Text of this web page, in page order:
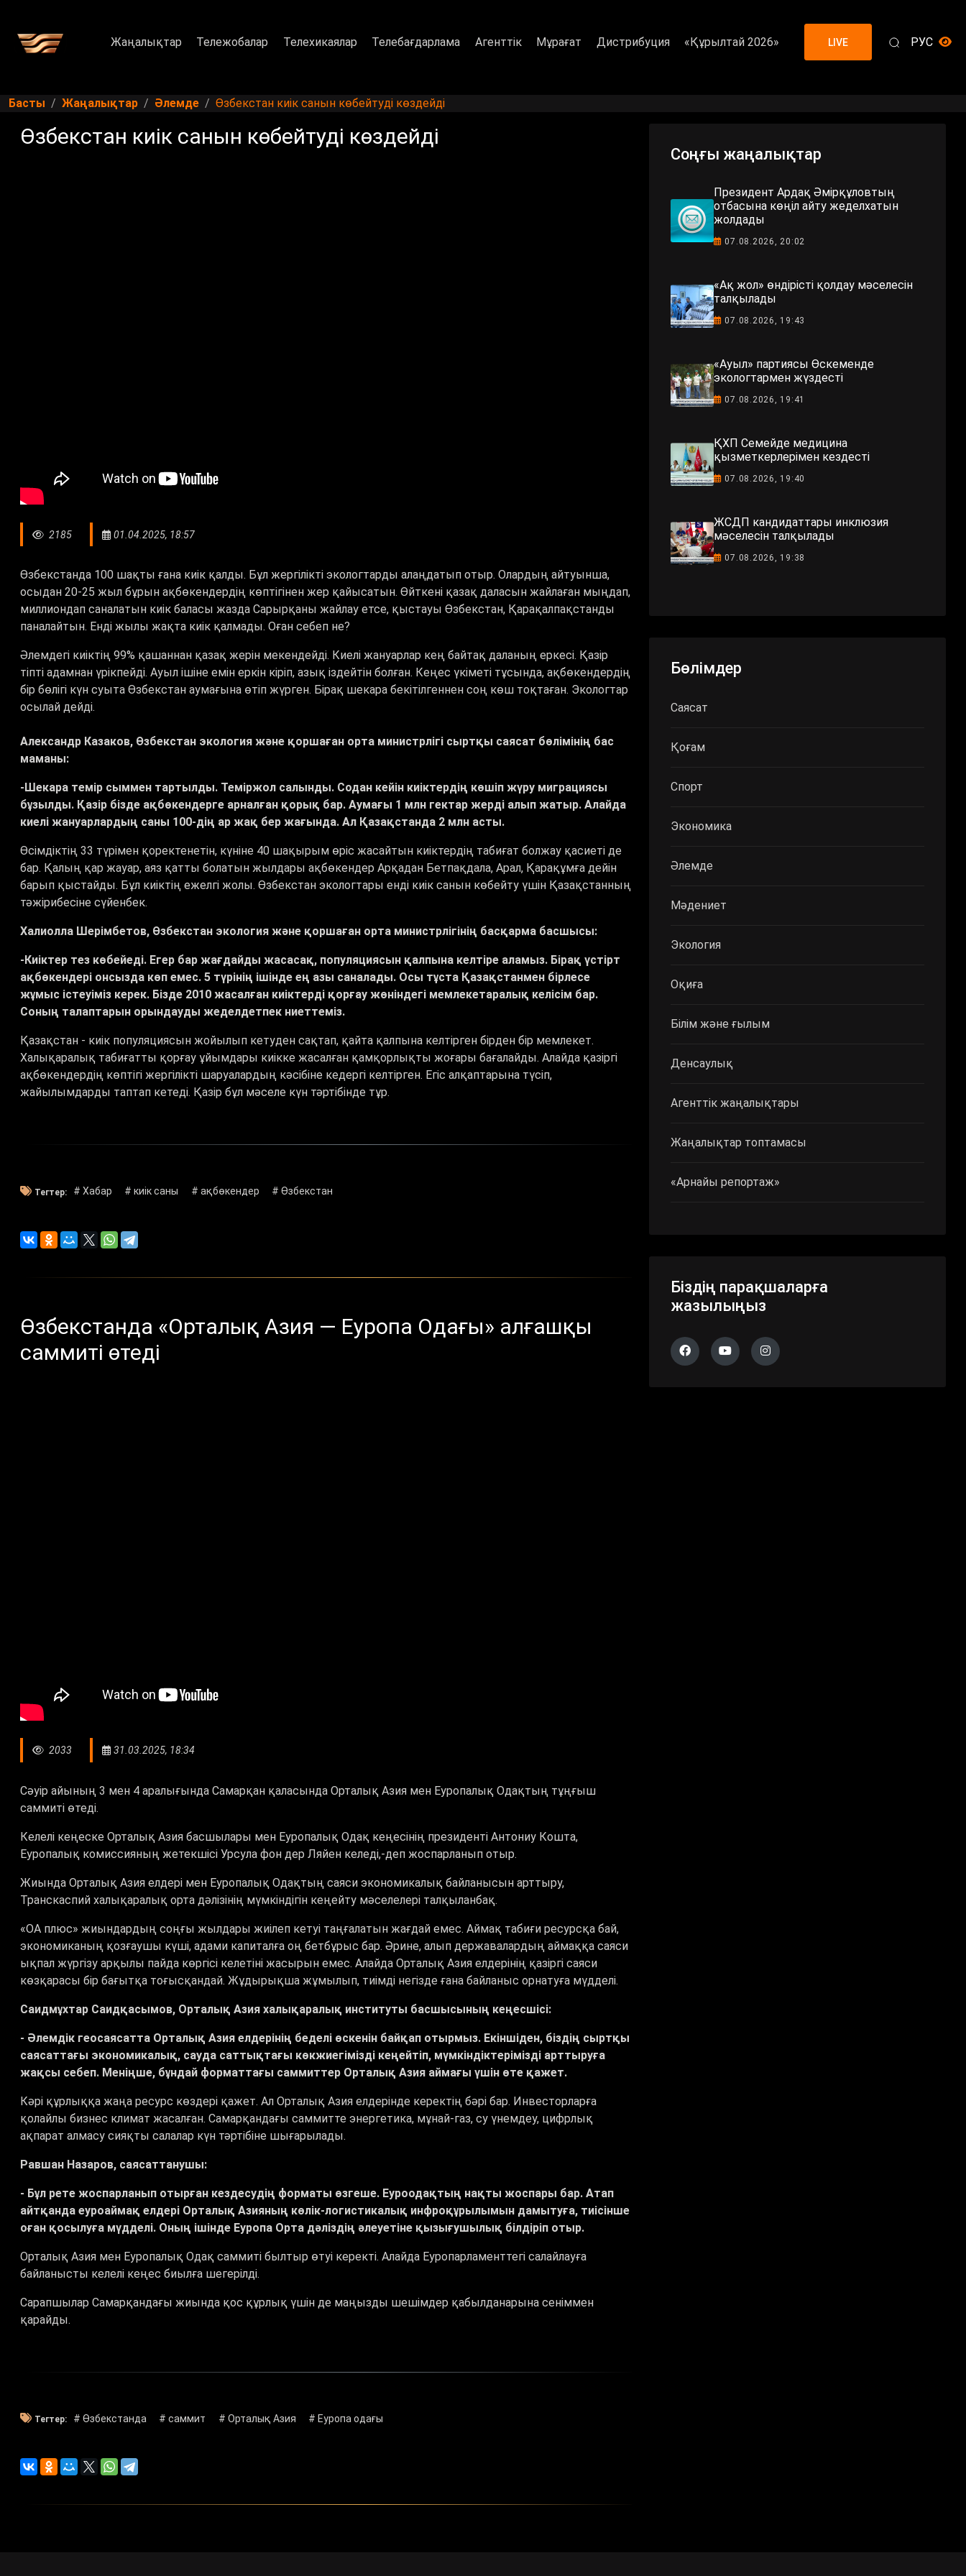
Жаңалықтар Тележобалар Телехикаялар Телебағдарлама Агенттік Мұрағат Дистрибуция «Құрылтай 2026» LIVE РУС
Басты Жаңалықтар Әлемде Өзбекстан киік санын көбейтуді көздейді
Өзбекстан киік санын көбейтуді көздейді
2185 01.04.2025, 18:57
Өзбекстанда 100 шақты ғана киік қалды. Бұл жергілікті экологтарды алаңдатып отыр. Олардың айтуынша,
осыдан 20-25 жыл бұрын ақбөкендердің көптігінен жер қайысатын. Өйткені қазақ даласын жайлаған мыңдап,
миллиондап саналатын киік баласы жазда Сарырқаны жайлау етсе, қыстауы Өзбекстан, Қарақалпақстанды
паналайтын. Енді жылы жақта киік қалмады. Оған себеп не?
Әлемдегі киіктің 99% қашаннан қазақ жерін мекендейді. Киелі жануарлар кең байтақ даланың еркесі. Қазір
тіпті адамнан үрікпейді. Ауыл ішіне емін еркін кіріп, азық іздейтін болған. Кеңес үкіметі тұсында, ақбөкендердің
бір бөлігі күн суыта Өзбекстан аумағына өтіп жүрген. Бірақ шекара бекітілгеннен соң көш тоқтаған. Экологтар
осылай дейді.
Александр Казаков, Өзбекстан экология және қоршаған орта министрлігі сыртқы саясат бөлімінің бас
маманы:
-Шекара темір сыммен тартылды. Теміржол салынды. Содан кейін киіктердің көшіп жүру миграциясы
бұзылды. Қазір бізде ақбөкендерге арналған қорық бар. Аумағы 1 млн гектар жерді алып жатыр. Алайда
киелі жануарлардың саны 100-дің ар жақ бер жағында. Ал Қазақстанда 2 млн асты.
Өсімдіктің 33 түрімен қоректенетін, күніне 40 шақырым өріс жасайтын киіктердің табиғат болжау қасиеті де
бар. Қалың қар жауар, аяз қатты болатын жылдары ақбөкендер Арқадан Бетпақдала, Арал, Қарақұмға дейін
барып қыстайды. Бұл киіктің ежелгі жолы. Өзбекстан экологтары енді киік санын көбейту үшін Қазақстанның
тәжірибесіне сүйенбек.
Халиолла Шерімбетов, Өзбекстан экология және қоршаған орта министрлігінің басқарма басшысы:
-Киіктер тез көбейеді. Егер бар жағдайды жасасақ, популяциясын қалпына келтіре аламыз. Бірақ үстірт
ақбөкендері онсызда көп емес. 5 түрінің ішінде ең азы саналады. Осы тұста Қазақстанмен бірлесе
жұмыс істеуіміз керек. Бізде 2010 жасалған киіктерді қорғау жөніндегі мемлекетаралық келісім бар.
Соның талаптарын орындауды жеделдетпек ниеттеміз.
Қазақстан - киік популяциясын жойылып кетуден сақтап, қайта қалпына келтірген бірден бір мемлекет.
Халықаралық табиғатты қорғау ұйымдары киікке жасалған қамқорлықты жоғары бағалайды. Алайда қазіргі
ақбөкендердің көптігі жергілікті шаруалардың кәсібіне кедергі келтірген. Егіс алқаптарына түсіп,
жайылымдарды таптап кетеді. Қазір бұл мәселе күн тәртібінде тұр.
Тегтер: # Хабар # киік саны # ақбөкендер # Өзбекстан
Өзбекстанда «Орталық Азия — Еуропа Одағы» алғашқы
саммиті өтеді
2033 31.03.2025, 18:34
Сәуір айының 3 мен 4 аралығында Самарқан қаласында Орталық Азия мен Еуропалық Одақтың тұңғыш
саммиті өтеді.
Келелі кеңеске Орталық Азия басшылары мен Еуропалық Одақ кеңесінің президенті Антониу Кошта,
Еуропалық комиссияның жетекшісі Урсула фон дер Ляйен келеді,-деп жоспарланып отыр.
Жиында Орталық Азия елдері мен Еуропалық Одақтың саяси экономикалық байланысын арттыру,
Транскаспий халықаралық орта дәлізінің мүмкіндігін кеңейту мәселелері талқыланбақ.
«ОА плюс» жиындардың соңғы жылдары жиілеп кетуі таңғалатын жағдай емес. Аймақ табиғи ресурсқа бай,
экономиканың қозғаушы күші, адами капиталға оң бетбұрыс бар. Әрине, алып державалардың аймаққа саяси
ықпал жүргізу арқылы пайда көргісі келетіні жасырын емес. Алайда Орталық Азия елдерінің қазіргі саяси
көзқарасы бір бағытқа тоғысқандай. Жұдырықша жұмылып, тиімді негізде ғана байланыс орнатуға мүдделі.
Саидмұхтар Саидқасымов, Орталық Азия халықаралық институты басшысының кеңесшісі:
- Әлемдік геосаясатта Орталық Азия елдерінің беделі өскенін байқап отырмыз. Екіншіден, біздің сыртқы
саясаттағы экономикалық, сауда саттықтағы көкжиегімізді кеңейтіп, мүмкіндіктерімізді арттыруға
жақсы себеп. Меніңше, бұндай форматтағы саммиттер Орталық Азия аймағы үшін өте қажет.
Кәрі құрлыққа жаңа ресурс көздері қажет. Ал Орталық Азия елдерінде керектің бәрі бар. Инвесторларға
қолайлы бизнес климат жасалған. Самарқандағы саммитте энергетика, мұнай-газ, су үнемдеу, цифрлық
ақпарат алмасу сияқты салалар күн тәртібіне шығарылады.
Равшан Назаров, саясаттанушы:
- Бұл рете жоспарланып отырған кездесудің форматы өзгеше. Еуроодақтың нақты жоспары бар. Атап
айтқанда еуроаймақ елдері Орталық Азияның көлік-логистикалық инфроқұрылымын дамытуға, тиісінше
оған қосылуға мүдделі. Оның ішінде Еуропа Орта дәліздің әлеуетіне қызығушылық білдіріп отыр.
Орталық Азия мен Еуропалық Одақ саммиті былтыр өтуі керекті. Алайда Еуропарламенттегі салайлауға
байланысты келелі кеңес биылға шегерілді.
Сарапшылар Самарқандағы жиында қос құрлық үшін де маңызды шешімдер қабылданарына сеніммен
қарайды.
Тегтер: # Өзбекстанда # саммит # Орталық Азия # Еуропа одағы
Соңғы жаңалықтар
Президент Ардақ Әмірқұловтың
отбасына көңіл айту жеделхатын
жолдады
07.08.2026, 20:02
«Ақ жол» өндірісті қолдау мәселесін
талқылады
07.08.2026, 19:43
«Ауыл» партиясы Өскеменде
экологтармен жүздесті
07.08.2026, 19:41
ҚХП Семейде медицина
қызметкерлерімен кездесті
07.08.2026, 19:40
ЖСДП кандидаттары инклюзия
мәселесін талқылады
07.08.2026, 19:38
Бөлімдер
Саясат
Қоғам
Спорт
Экономика
Әлемде
Мәдениет
Экология
Оқиға
Білім және ғылым
Денсаулық
Агенттік жаңалықтары
Жаңалықтар топтамасы
«Арнайы репортаж»
Біздің парақшаларға
жазылыңыз